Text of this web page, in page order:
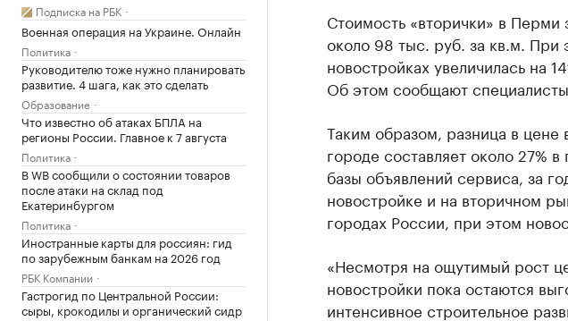
Подписка на РБК
Военная операция на Украине. Онлайн
Политика
Руководителю тоже нужно планировать
развитие. 4 шага, как это сделать
Образование
Что известно об атаках БПЛА на
регионы России. Главное к 7 августа
Политика
В WB сообщили о состоянии товаров
после атаки на склад под
Екатеринбургом
Политика
Иностранные карты для россиян: гид
по зарубежным банкам на 2026 год
РБК Компании
Гастрогид по Центральной России:
сыры, крокодилы и органический сидр
Стоимость «вторички» в Перми
около 98 тыс. руб. за кв.м. При
новостройках увеличилась на
Об этом сообщают
Таким образом, разница в цене
городе составляет около 27%
базы объявлений сервиса, за
новостройке и на вторичном
городах России, при этом
«Несмотря на ощутимый рост
новостройки пока остаются
интенсивное строительное